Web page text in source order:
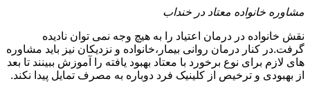
مشاوره خانواده معتاد در خنداب
نقش خانواده در درمان اعتیاد را به هیچ وجه نمی توان نادیده
گرفت.در کنار درمان روانی بیمار،خانواده و نزدیکان نیز باید مشاوره
های لازم برای نوع برخورد با معتاد بهبود یافته را آموزش ببینند تا بعد
از بهبودی و ترخیص از کلینیک فرد دوباره به مصرف تمایل پیدا نکند.